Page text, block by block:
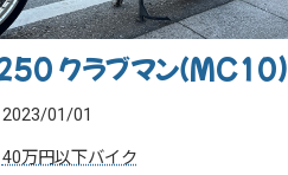
クラブマン（MC10)
2023/01/01
40万円以下バイク